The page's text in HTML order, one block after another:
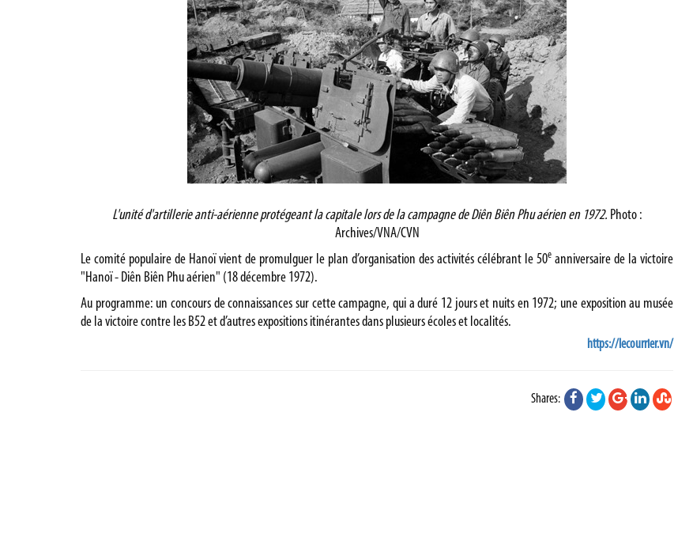
L'unité d'artillerie anti-aérienne protégeant la capitale lors de la campagne de Diên Biên Phu aérien en 1972. Photo :
Archives/VNA/CVN
Le comité populaire de Hanoï vient de promulguer le plan d’organisation des activités célébrant le 50e anniversaire de la victoire
"Hanoï - Diên Biên Phu aérien" (18 décembre 1972).
Au programme: un concours de connaissances sur cette campagne, qui a duré 12 jours et nuits en 1972; une exposition au musée
de la victoire contre les B52 et d’autres expositions itinérantes dans plusieurs écoles et localités.
https://lecourrier.vn/
Shares: